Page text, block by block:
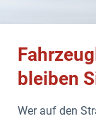
bleiben
Wer auf den